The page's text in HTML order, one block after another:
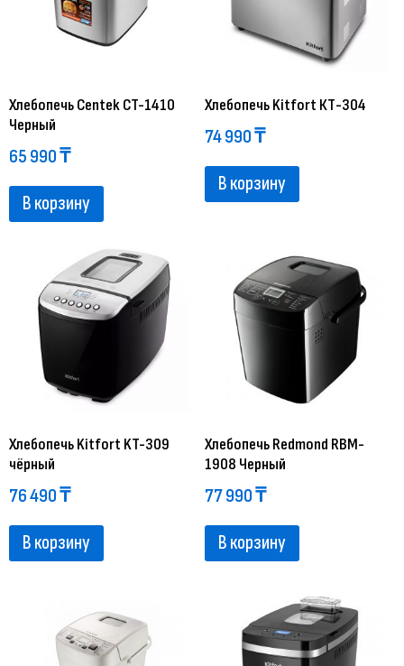
Хлебопечь Centek CT-1410
Черный
65 990₸
В корзину
Хлебопечь Kitfort КТ-304
74 990₸
В корзину
Хлебопечь Kitfort KT-309
чёрный
76 490₸
В корзину
Хлебопечь Redmond RBM-
1908 Черный
77 990₸
В корзину